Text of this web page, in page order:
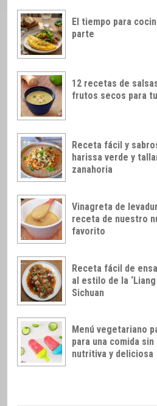
El tiempo para
parte
12 recetas de
frutos secos para
Receta fácil y
harissa verde y
zanahoria
Vinagreta de
receta de nuestro
favorito
Receta fácil de
al estilo de la ‘Liang
Sichuan
Menú vegetariano
para una comida
nutritiva y deliciosa